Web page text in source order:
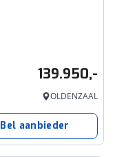
139.950,-
OLDENZAAL
Bel aanbieder